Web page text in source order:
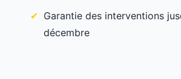
Garantie des interventions
décembre